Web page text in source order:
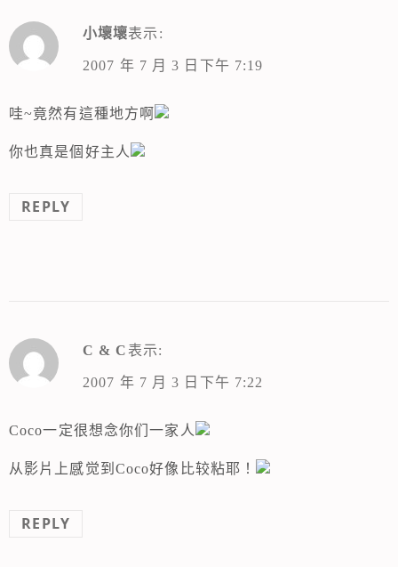
小壞壞表示:
2007 年 7 月 3 日下午 7:19
哇~竟然有這種地方啊
你也真是個好主人
REPLY
C & C表示:
2007 年 7 月 3 日下午 7:22
Coco一定很想念你们一家人
从影片上感觉到Coco好像比较粘耶！
REPLY